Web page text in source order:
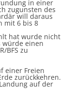
in einer
zugunsten des
will daraus
mit 6 bis 8
hat wurde nicht
würde einen
BFS zu
einer Freien
zurückkehren.
auf der